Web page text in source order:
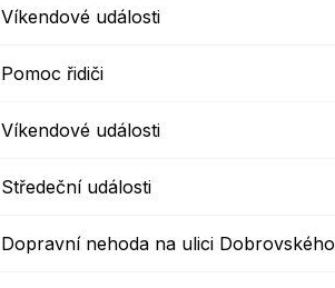
Víkendové události
Pomoc řidiči
Víkendové události
Středeční události
Dopravní nehoda na ulici Dobrovského